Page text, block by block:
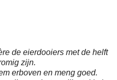
de eierdooiers met de helft
zijn.
erboven en meng goed.